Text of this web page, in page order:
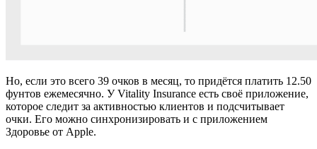
Но, если это всего 39 очков в месяц, то придётся платить 12.50
фунтов ежемесячно. У Vitality Insurance есть своё приложение,
которое следит за активностью клиентов и подсчитывает
очки. Его можно синхронизировать и с приложением
Здоровье от Apple.